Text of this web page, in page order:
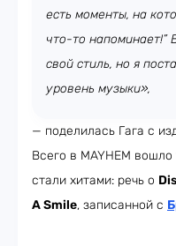
есть моменты, на
что-то напоминает!”
свой стиль, но я
уровень музыки»,
— поделилась Гага с
Всего в MAYHEM
стали хитами: речь о
A Smile, записанной с